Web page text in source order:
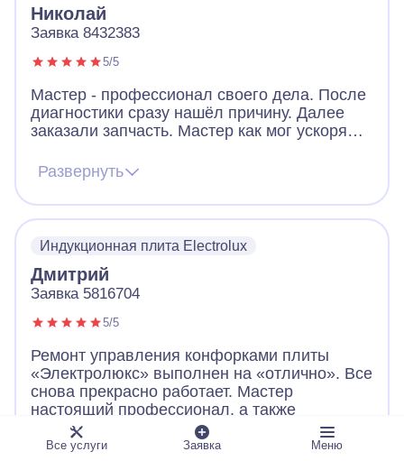
Николай
Заявка 8432383
5/5
Мастер - профессионал своего дела. После
диагностики сразу нашёл причину. Далее
заказали запчасть. Мастер как мог ускорял
запчасть, поставили, все работает. Видно,
что человек переживает за клиента. Ещё
дал ценные советы по использованию
посуды для плиты. Огромное спасибо!
Развернуть
Индукционная плита Electrolux
Дмитрий
Заявка 5816704
5/5
Ремонт управления конфорками плиты
«Электролюкс» выполнен на «отлично». Все
снова прекрасно работает. Мастер
настоящий профессионал, а также
пунктуальный, вежливый и приятный в
общении человек.
Все услуги Заявка Меню